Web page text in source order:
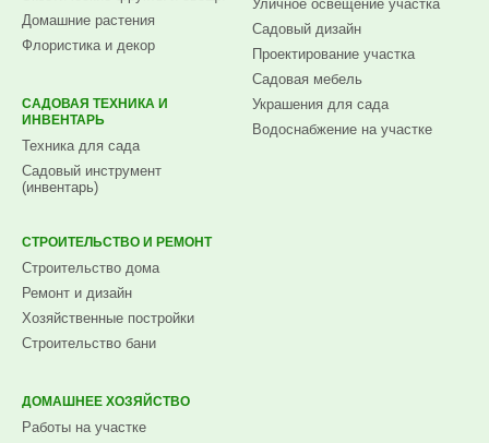
Домашние растения
Флористика и декор
САДОВАЯ ТЕХНИКА И
ИНВЕНТАРЬ
Техника для сада
Садовый инструмент
(инвентарь)
Уличное освещение участка
Садовый дизайн
Проектирование участка
Садовая мебель
Украшения для сада
Водоснабжение на участке
СТРОИТЕЛЬСТВО И РЕМОНТ
Строительство дома
Ремонт и дизайн
Хозяйственные постройки
Строительство бани
ДОМАШНЕЕ ХОЗЯЙСТВО
Работы на участке